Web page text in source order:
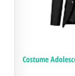
Costume